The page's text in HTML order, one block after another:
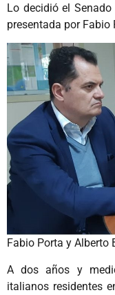
Lo decidió el
presentada por Fabio
Fabio Porta y Alberto
A dos años y
italianos residentes